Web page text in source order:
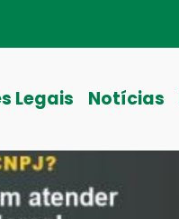
Legais Notícias